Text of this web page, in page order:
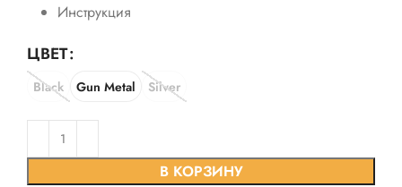
Инструкция
ЦВЕТ
Black Gun Metal Silver
В КОРЗИНУ